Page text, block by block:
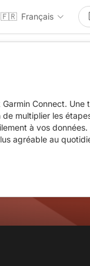
🇫🇷 Français
Connect. Une
multiplier les
à vos données.
agréable au